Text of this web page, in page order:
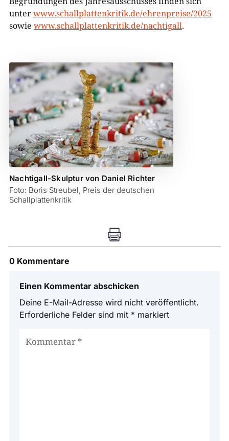
unterwww.schallplattenkritik.de/ehrenpreise/2025
sowie www.schallplattenkritik.de/nachtigall.
Nachtigall-Skulptur von Daniel Richter
Foto: Boris Streubel, Preis der deutschen
Schallplattenkritik

0 Kommentare
Einen Kommentar abschicken
Deine E-Mail-Adresse wird nicht veröffentlicht.
Erforderliche Felder sind mit * markiert